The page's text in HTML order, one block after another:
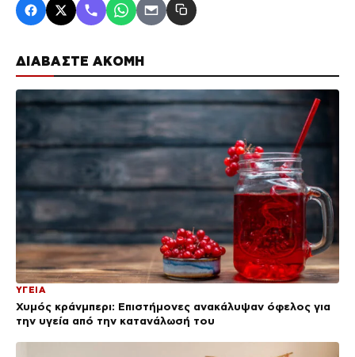
ΔΙΑΒΑΣΤΕ ΑΚΟΜΗ
ΥΓΕΙΑ
Χυμός κράνμπερι: Επιστήμονες ανακάλυψαν όφελος για
την υγεία από την κατανάλωσή του